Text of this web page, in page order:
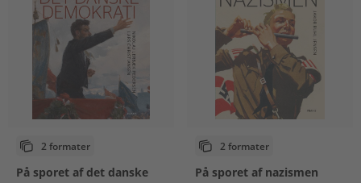
2 formater
På sporet af det danske
2 formater
På sporet af nazismen